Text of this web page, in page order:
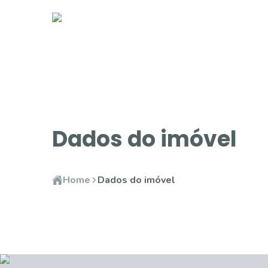
Dados do imóvel
Home Dados do imóvel